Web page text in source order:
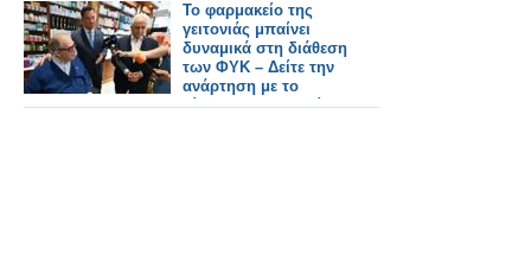
Το φαρμακείο της
γειτονιάς μπαίνει
δυναμικά στη διάθεση
των ΦΥΚ – Δείτε την
ανάρτηση με το
βίντεο του Υπ.Υγείας